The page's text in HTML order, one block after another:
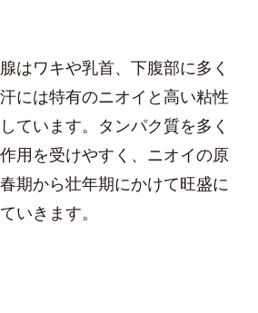
はワキや乳首、下腹部に多く
には特有のニオイと高い粘性
ています。タンパク質を多く
用を受けやすく、ニオイの原
期から壮年期にかけて旺盛に
いきます。